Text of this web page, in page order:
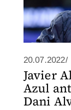
20.07.2022/
Javier
Azul
Dani